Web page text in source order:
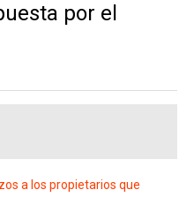
por el
a los propietarios que